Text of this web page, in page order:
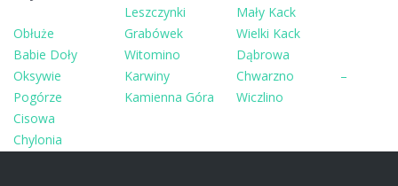
Obłuże
Babie Doły
Oksywie
Pogórze
Cisowa
Chylonia
Leszczynki
Grabówek
Witomino
Karwiny
Kamienna Góra
Mały Kack
Wielki Kack
Dąbrowa
Chwarzno –
Wiczlino